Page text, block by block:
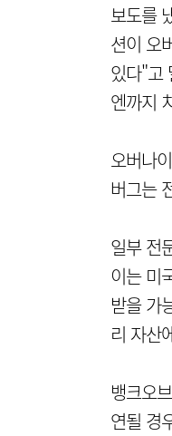
보도를
션이 오
있다"고
엔까지
오버나
버그는
일부 전
이는 미
받을 가
리 자산
뱅크오
연될 경